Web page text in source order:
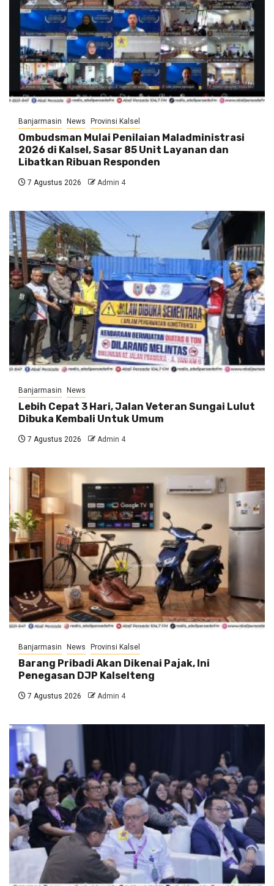
Banjarmasin News Provinsi Kalsel
Ombudsman Mulai Penilaian Maladministrasi
2026 di Kalsel, Sasar 85 Unit Layanan dan
Libatkan Ribuan Responden
7 Agustus 2026 Admin 4
Banjarmasin News
Lebih Cepat 3 Hari, Jalan Veteran Sungai Lulut
Dibuka Kembali Untuk Umum
7 Agustus 2026 Admin 4
Banjarmasin News Provinsi Kalsel
Barang Pribadi Akan Dikenai Pajak, Ini
Penegasan DJP Kalselteng
7 Agustus 2026 Admin 4